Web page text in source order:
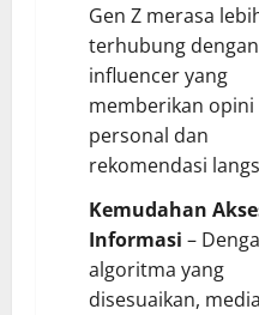
Gen Z merasa
terhubung dengan
influencer yang
memberikan opini
personal dan
rekomendasi
Kemudahan
Informasi –
algoritma yang
disesuaikan, media